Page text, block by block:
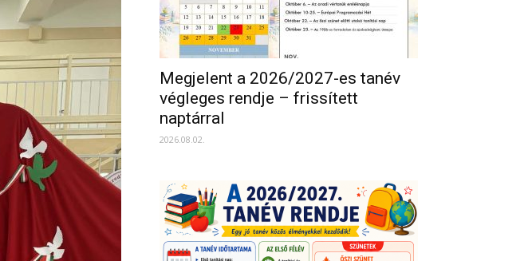
Megjelent a 2026/2027-es tanév
végleges rendje – frissített
naptárral
2026.08.02.